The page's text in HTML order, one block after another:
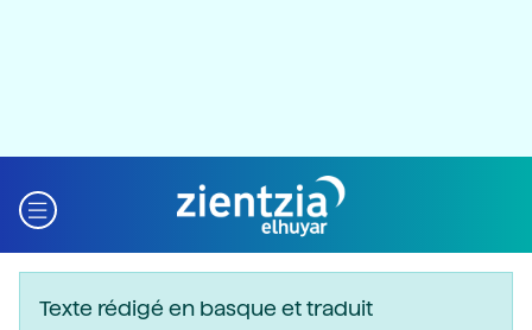
Texte rédigé en basque et traduit